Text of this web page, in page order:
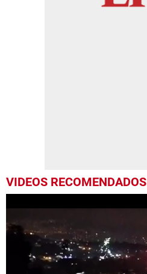
VIDEOS RECOMENDADOS